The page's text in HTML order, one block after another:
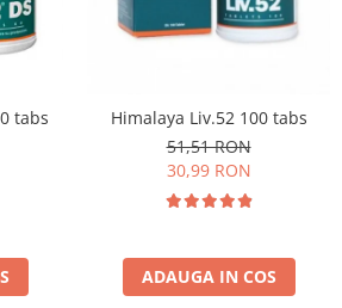
tabs
Himalaya Liv.52 100 tabs
51,51 RON
30,99 RON
ADAUGA IN COS